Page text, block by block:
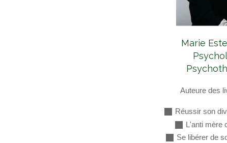
Marie
Auteure des
Réussir son
L'anti mère
Se libérer de